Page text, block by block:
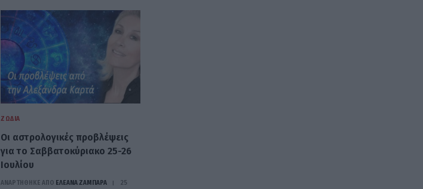
ΖΏΔΙΑ
Oι αστρολογικές προβλέψεις
για το Σαββατοκύριακο 25-26
Ιουλίου
ΑΝΑΡΤΗΘΗΚΕ ΑΠΟ ΕΛΕΑΝΑ ΖΑΜΠΑΡΑ 25